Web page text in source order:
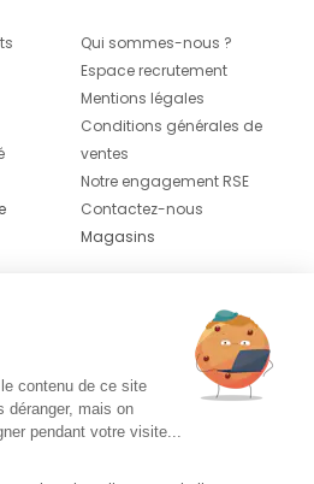
Qui sommes-nous ?
Espace recrutement
Mentions légales
Conditions générales de
ventes
Notre engagement RSE
Contactez-nous
Magasins
& le
contenu de ce site
déranger, mais on
pendant votre visite...